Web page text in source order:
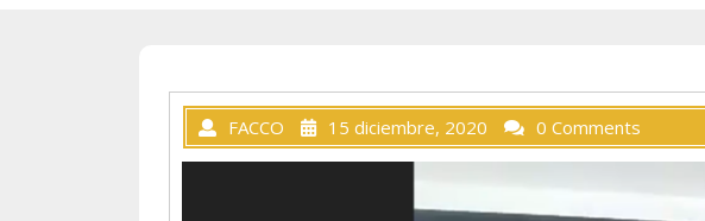
FACCO 15 diciembre, 2020 0 Comments